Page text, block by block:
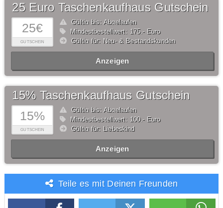
25€
GUTSCHEIN
25 Euro Taschenkaufhaus Gutschein
Gültig bis: Abgelaufen
Mindestbestellwert: 175,- Euro
Gültig für: Neu- & Bestandskunden
Anzeigen
15%
GUTSCHEIN
15% Taschenkaufhaus Gutschein
Gültig bis: Abgelaufen
Mindestbestellwert: 100,- Euro
Gültig für: Liebeskind
Anzeigen
Teile es mit Deinen Freunden